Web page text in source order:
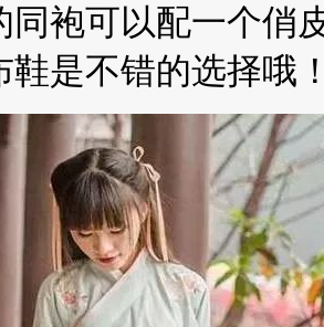
同袍可以配一个俏
鞋是不错的选择哦